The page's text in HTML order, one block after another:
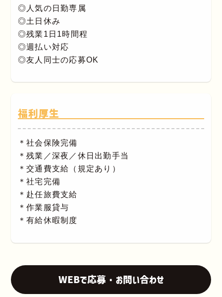
◎人気の日勤専属
◎土日休み
◎残業1日1時間程
◎週払い対応
◎友人同士の応募OK
福利厚生
＊社会保険完備
＊残業／深夜／休日出勤手当
＊交通費支給（規定あり）
＊社宅完備
＊赴任旅費支給
＊作業服貸与
＊有給休暇制度
WEBで応募・お問い合わせ